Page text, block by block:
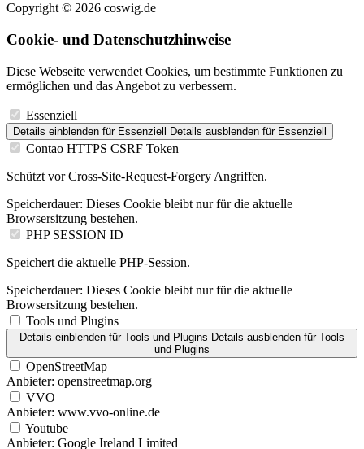
Copyright © 2026 coswig.de
Cookie- und Datenschutzhinweise
Diese Webseite verwendet Cookies, um bestimmte Funktionen zu
ermöglichen und das Angebot zu verbessern.
Essenziell
Details einblenden für Essenziell Details ausblenden für Essenziell
Contao HTTPS CSRF Token
Schützt vor Cross-Site-Request-Forgery Angriffen.
Speicherdauer: Dieses Cookie bleibt nur für die aktuelle
Browsersitzung bestehen.
PHP SESSION ID
Speichert die aktuelle PHP-Session.
Speicherdauer: Dieses Cookie bleibt nur für die aktuelle
Browsersitzung bestehen.
Tools und Plugins
Details einblenden für Tools und Plugins Details ausblenden für Tools
und Plugins
OpenStreetMap
Anbieter: openstreetmap.org
VVO
Anbieter: www.vvo-online.de
Youtube
Anbieter: Google Ireland Limited